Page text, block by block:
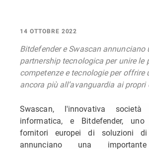
14 OTTOBRE 2022
Bitdefender e Swascan annunciano
partnership tecnologica per unire le
competenze e tecnologie per offrire
ancora più all’avanguardia ai propri
Swascan, l'innovativa
informatica, e Bitdefender,
fornitori europei di soluzioni di
annunciano una